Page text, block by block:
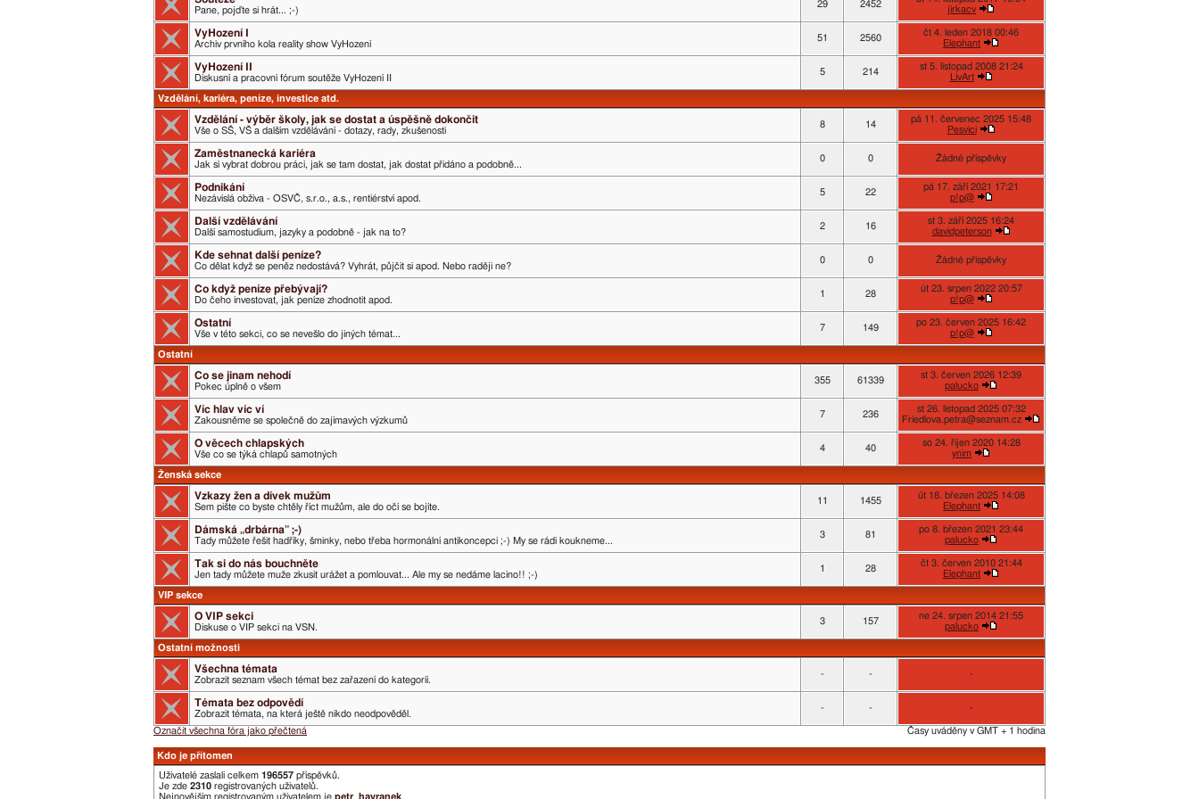
Pane, pojďte si hrát... ;-)
29 2452
jirkacv
VyHození I
Archiv prvního kola reality show VyHození
51 2560
čt 4. leden 2018 00:46
Elephant
VyHození II
Diskusní a pracovní fórum soutěže VyHození II
5 214
st 5. listopad 2008 21:24
LivArt
Vzdělání, kariéra, peníze, investice atd.
Vzdělání - výběr školy, jak se dostat a úspěšně dokončit
Vše o SŠ, VŠ a dalším vzdělávání - dotazy, rady, zkušenosti
8 14
pá 11. červenec 2025 15:48
Pesvici
Zaměstnanecká kariéra
Jak si vybrat dobrou práci, jak se tam dostat, jak dostat přidáno a podobně...
0 0 Žádné příspěvky
Podnikání
Nezávislá obživa - OSVČ, s.r.o., a.s., rentiérství apod.
5 22
pá 17. září 2021 17:21
p!p@
Další vzdělávání
Další samostudium, jazyky a podobně - jak na to?
2 16
st 3. září 2025 16:24
davidpeterson
Kde sehnat další peníze?
Co dělat když se peněz nedostává? Vyhrát, půjčit si apod. Nebo raději ne?
0 0 Žádné příspěvky
Co když peníze přebývají?
Do čeho investovat, jak peníze zhodnotit apod.
1 28
út 23. srpen 2022 20:57
p!p@
Ostatní
Vše v této sekci, co se nevešlo do jiných témat...
7 149
po 23. červen 2025 16:42
p!p@
Ostatní
Co se jinam nehodí
Pokec úplně o všem
355 61339
st 3. červen 2026 12:39
palucko
Víc hlav víc ví
Zakousněme se společně do zajímavých výzkumů
7 236
st 26. listopad 2025 07:32
Friedlova.petra@seznam.cz
O věcech chlapských
Vše co se týká chlapů samotných
4 40
so 24. říjen 2020 14:28
ynim
Ženská sekce
Vzkazy žen a dívek mužům
Sem pište co byste chtěly říct mužům, ale do očí se bojíte.
11 1455
út 18. březen 2025 14:08
Elephant
Dámská „drbárna” ;-)
Tady můžete řešit hadříky, šminky, nebo třeba hormonální antikoncepci ;-) My se rádi koukneme...
3 81
po 8. březen 2021 23:44
palucko
Tak si do nás bouchněte
Jen tady můžete muže zkusit urážet a pomlouvat... Ale my se nedáme lacino!! ;-)
1 28
čt 3. červen 2010 21:44
Elephant
VIP sekce
O VIP sekci
Diskuse o VIP sekci na VSN.
3 157
ne 24. srpen 2014 21:55
palucko
Ostatní možnosti
Všechna témata
Zobrazit seznam všech témat bez zařazení do kategorií.
- - -
Témata bez odpovědí
Zobrazit témata, na která ještě nikdo neodpověděl.
- - -
Časy uváděny v GMT + 1 hodina
Označit všechna fóra jako přečtená
Kdo je přítomen
Uživatelé zaslali celkem 196557 příspěvků.
Je zde 2310 registrovaných uživatelů.
Nejnovějším registrovaným uživatelem je petr_havranek.